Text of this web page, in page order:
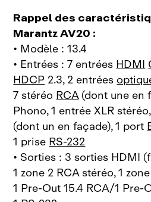
Rappel des
Marantz AV20 :
• Modèle : 13.4
• Entrées : 7 entréesHDMI
HDCP2.3, 2 entrées
7 stéréoRCA(dont une en
Phono, 1 entrée XLR
(dont un en façade), 1 port
1 priseRS‑232
• Sorties : 3 sorties HDMI
1 zone 2 RCA stéréo, 1
1 Pre‑Out 15.4 RCA/1